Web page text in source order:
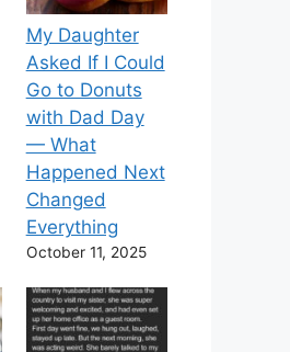
My Daughter
Asked If I Could
Go to Donuts
with Dad Day
— What
Happened Next
Changed
Everything
October 11, 2025